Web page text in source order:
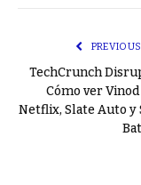
TechCrunch
Cómo ver
Netflix, Slate Auto y